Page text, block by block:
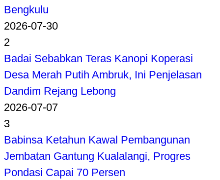
Bengkulu
2026-07-30
2
Badai Sebabkan Teras Kanopi Koperasi
Desa Merah Putih Ambruk, Ini Penjelasan
Dandim Rejang Lebong
2026-07-07
3
Babinsa Ketahun Kawal Pembangunan
Jembatan Gantung Kualalangi, Progres
Pondasi Capai 70 Persen